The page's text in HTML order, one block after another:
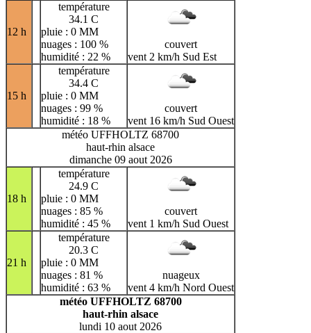
12 h
température
34.1 C
pluie : 0 MM
nuages : 100 %
humidité : 22 %
couvert
vent 2 km/h Sud Est
15 h
température
34.4 C
pluie : 0 MM
nuages : 99 %
humidité : 18 %
couvert
vent 16 km/h Sud Ouest
météo UFFHOLTZ 68700
haut-rhin alsace
dimanche 09 aout 2026
18 h
température
24.9 C
pluie : 0 MM
nuages : 85 %
humidité : 45 %
couvert
vent 1 km/h Sud Ouest
21 h
température
20.3 C
pluie : 0 MM
nuages : 81 %
humidité : 63 %
nuageux
vent 4 km/h Nord Ouest
météo UFFHOLTZ 68700
haut-rhin alsace
lundi 10 aout 2026